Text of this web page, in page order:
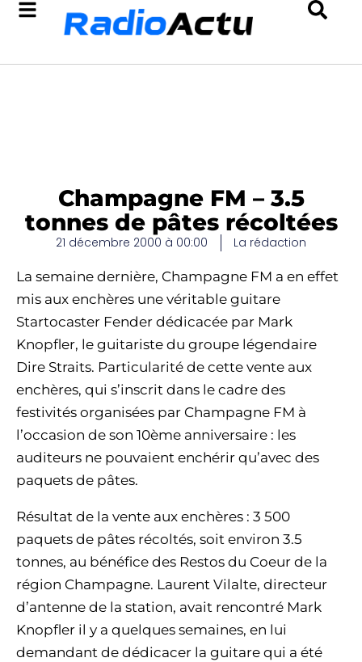
Champagne FM – 3.5
tonnes de pâtes récoltées
21 décembre 2000 à 00:00 La rédaction
La semaine dernière, Champagne FM a en effet
mis aux enchères une véritable guitare
Startocaster Fender dédicacée par Mark
Knopfler, le guitariste du groupe légendaire
Dire Straits. Particularité de cette vente aux
enchères, qui s’inscrit dans le cadre des
festivités organisées par Champagne FM à
l’occasion de son 10ème anniversaire : les
auditeurs ne pouvaient enchérir qu’avec des
paquets de pâtes.
Résultat de la vente aux enchères : 3 500
paquets de pâtes récoltés, soit environ 3.5
tonnes, au bénéfice des Restos du Coeur de la
région Champagne. Laurent Vilalte, directeur
d’antenne de la station, avait rencontré Mark
Knopfler il y a quelques semaines, en lui
demandant de dédicacer la guitare qui a été